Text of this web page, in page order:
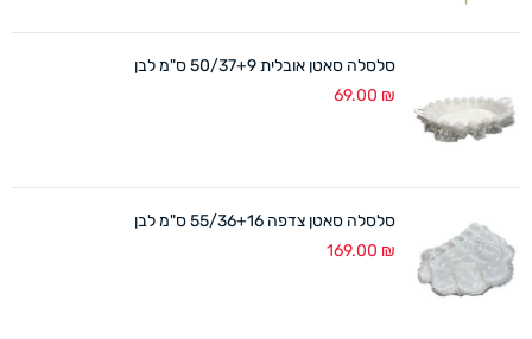
סלסלה סאטן אובלית 50/37+9 ס"מ לבן
69.00 ₪
סלסלה סאטן צדפה 55/36+16 ס"מ לבן
169.00 ₪